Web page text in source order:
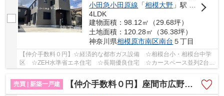
小田急小田原線 「相模大野 」駅 バス8分 「鶴ヶ丘（神奈川県）」 停歩9分
4LDK
建物面積：98.12㎡（29.68坪）
土地面積：120.28㎡（36.38坪）
神奈川県相模原市南区南台 ５丁目
【仲介手数料０円】☆経済的な都市ガス設備 ☆相模台小・相模台中学
区 ☆ZEH水準省エネ住宅 ☆長期優良住宅 ☆カースペース並列2台駐
車可能 ☆スーパー近く利便性良好 ☆WICなど収納ス...
売買 | 新築一戸建
【仲介手数料０円】座間市広野台3期 新築一戸建て